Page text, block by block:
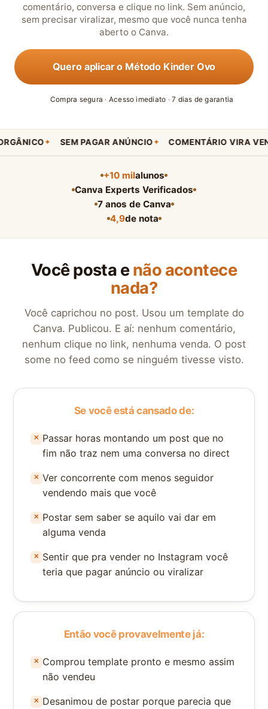
comentário, conversa e clique no link. Sem anúncio,
sem precisar viralizar, mesmo que você nunca tenha
aberto o Canva.
Quero aplicar o Método Kinder Ovo
Compra segura · Acesso imediato ·7 dias de garantia
✦ SEM PAGAR ANÚNCIO✦ COMENTÁRIO VIRA VENDA✦
+10 milalunos
Canva Experts Verificados
7 anos de Canva
4,9de nota
Você posta enão acontece
nada?
Você caprichou no post. Usou um template do
Canva. Publicou. E aí: nenhum comentário,
nenhum clique no link, nenhuma venda. O post
some no feed como se ninguém tivesse visto.
Se você está cansado de:
Passar horas montando um post que no
fim não traz nem uma conversa no direct
Ver concorrente com menos seguidor
vendendo mais que você
Postar sem saber se aquilo vai dar em
alguma venda
Sentir que pra vender no Instagram você
teria que pagar anúncio ou viralizar
Então você provavelmente já:
Comprou template pronto e mesmo assim
não vendeu
Desanimou de postar porque parecia que